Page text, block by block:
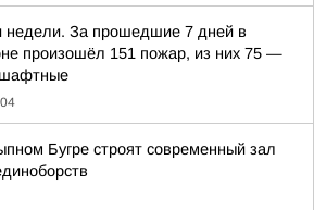
недели. За прошедшие 7 дней в
произошёл 151 пожар, из них 75 —
Бугре строят современный зал